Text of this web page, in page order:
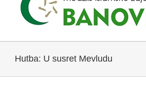
Hutba: U susret Mevludu